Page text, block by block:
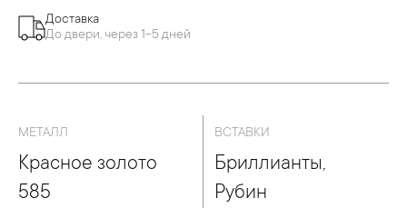
Доставка
До двери, через 1-5 дней
МЕТАЛЛ
Красное золото
585
ВСТАВКИ
Бриллианты,
Рубин